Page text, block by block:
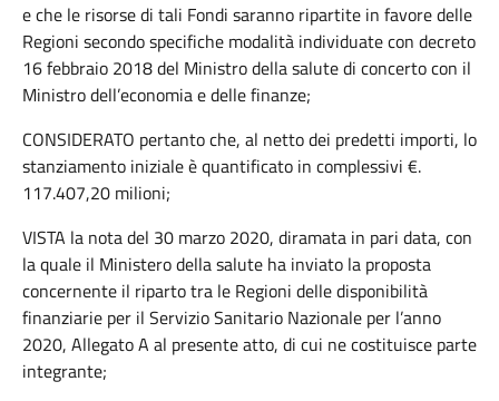
e che le risorse di tali Fondi saranno ripartite in favore delle
Regioni secondo specifiche modalità individuate con decreto
16 febbraio 2018 del Ministro della salute di concerto con il
Ministro dell’economia e delle finanze;
CONSIDERATO pertanto che, al netto dei predetti importi, lo
stanziamento iniziale è quantificato in complessivi €.
117.407,20 milioni;
VISTA la nota del 30 marzo 2020, diramata in pari data, con
la quale il Ministero della salute ha inviato la proposta
concernente il riparto tra le Regioni delle disponibilità
finanziarie per il Servizio Sanitario Nazionale per l’anno
2020, Allegato A al presente atto, di cui ne costituisce parte
integrante;